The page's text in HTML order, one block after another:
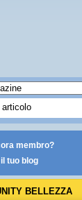
membro?
tuo blog
BELLEZZA